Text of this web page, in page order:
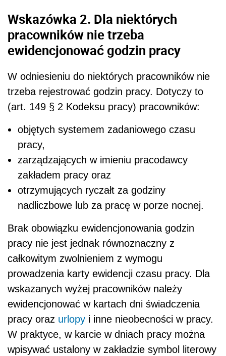
Wskazówka 2. Dla niektórych
pracowników nie trzeba
ewidencjonować godzin pracy
W odniesieniu do niektórych pracowników nie
trzeba rejestrować godzin pracy. Dotyczy to
(art. 149 § 2 Kodeksu pracy) pracowników:
objętych systemem zadaniowego czasu
pracy,
zarządzających w imieniu pracodawcy
zakładem pracy oraz
otrzymujących ryczałt za godziny
nadliczbowe lub za pracę w porze nocnej.
Brak obowiązku ewidencjonowania godzin
pracy nie jest jednak równoznaczny z
całkowitym zwolnieniem z wymogu
prowadzenia karty ewidencji czasu pracy. Dla
wskazanych wyżej pracowników należy
ewidencjonować w kartach dni świadczenia
pracy oraz urlopy i inne nieobecności w pracy.
W praktyce, w karcie w dniach pracy można
wpisywać ustalony w zakładzie symbol literowy